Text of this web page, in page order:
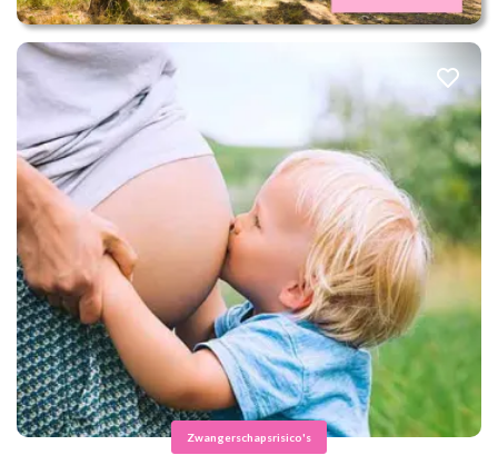
Zwangerschapsrisico's